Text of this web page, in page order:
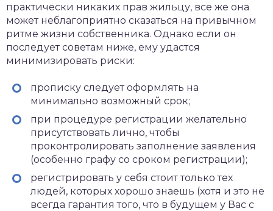
практически никаких прав жильцу, все же она
может неблагоприятно сказаться на привычном
ритме жизни собственника. Однако если он
последует советам ниже, ему удастся
минимизировать риски:
прописку следует оформлять на
минимально возможный срок;
при процедуре регистрации желательно
присутствовать лично, чтобы
проконтролировать заполнение заявления
(особенно графу со сроком регистрации);
регистрировать у себя стоит только тех
людей, которых хорошо знаешь (хотя и это не
всегда гарантия того, что в будущем у Вас с